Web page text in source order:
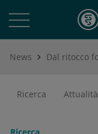
News
Ricerca Attualità